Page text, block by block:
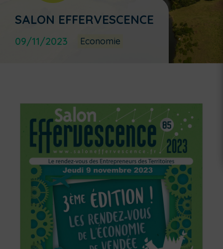
SALON EFFERVESCENCE
09/11/2023 Economie